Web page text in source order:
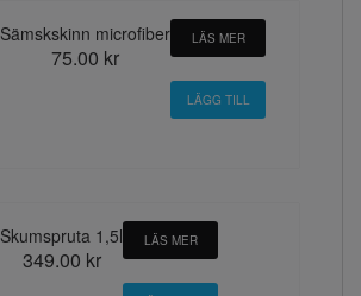
Sämskskinn microfiber
75.00 kr
LÄS MER
Skumspruta 1,5l
349.00 kr
LÄS MER